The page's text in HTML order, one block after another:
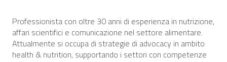
Professionista con oltre 30 anni di esperienza in nutrizione,
affari scientifici e comunicazione nel settore alimentare.
Attualmente si occupa di strategie di advocacy in ambito
health & nutrition, supportando i settori con competenze